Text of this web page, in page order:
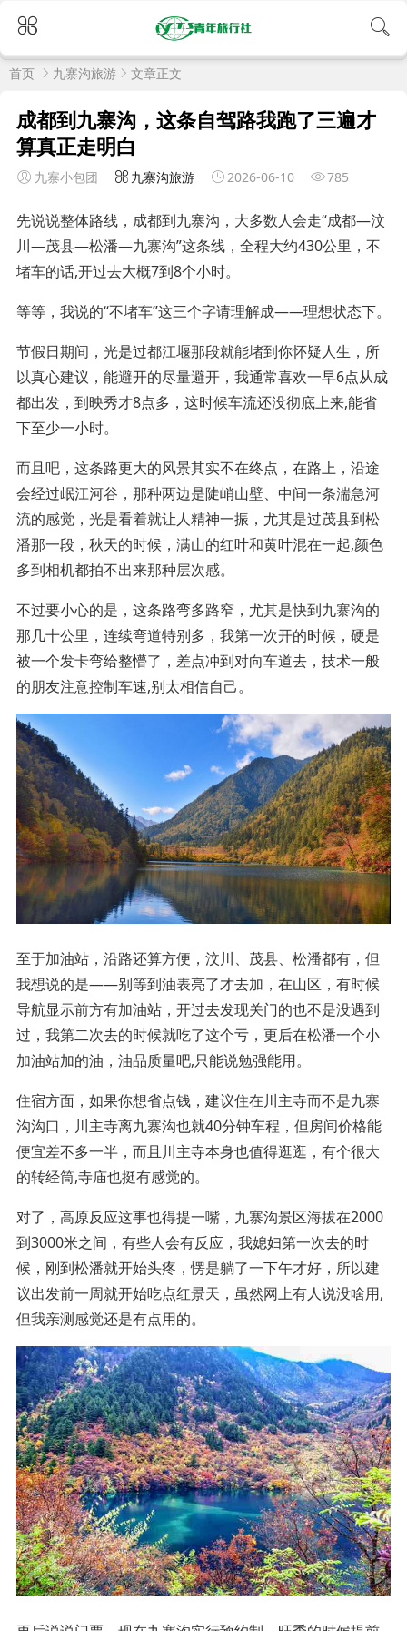
首页 九寨沟旅游 文章正文
成都到九寨沟，这条自驾路我跑了三遍才
算真正走明白
九寨小包团 九寨沟旅游 2026-06-10 785
先说说整体路线，成都到九寨沟，大多数人会走“成都—汶
川—茂县—松潘—九寨沟”这条线，全程大约430公里，不
堵车的话,开过去大概7到8个小时。
等等，我说的“不堵车”这三个字请理解成——理想状态下。
节假日期间，光是过都江堰那段就能堵到你怀疑人生，所
以真心建议，能避开的尽量避开，我通常喜欢一早6点从成
都出发，到映秀才8点多，这时候车流还没彻底上来,能省
下至少一小时。
而且吧，这条路更大的风景其实不在终点，在路上，沿途
会经过岷江河谷，那种两边是陡峭山壁、中间一条湍急河
流的感觉，光是看着就让人精神一振，尤其是过茂县到松
潘那一段，秋天的时候，满山的红叶和黄叶混在一起,颜色
多到相机都拍不出来那种层次感。
不过要小心的是，这条路弯多路窄，尤其是快到九寨沟的
那几十公里，连续弯道特别多，我第一次开的时候，硬是
被一个发卡弯给整懵了，差点冲到对向车道去，技术一般
的朋友注意控制车速,别太相信自己。
至于加油站，沿路还算方便，汶川、茂县、松潘都有，但
我想说的是——别等到油表亮了才去加，在山区，有时候
导航显示前方有加油站，开过去发现关门的也不是没遇到
过，我第二次去的时候就吃了这个亏，更后在松潘一个小
加油站加的油，油品质量吧,只能说勉强能用。
住宿方面，如果你想省点钱，建议住在川主寺而不是九寨
沟沟口，川主寺离九寨沟也就40分钟车程，但房间价格能
便宜差不多一半，而且川主寺本身也值得逛逛，有个很大
的转经筒,寺庙也挺有感觉的。
对了，高原反应这事也得提一嘴，九寨沟景区海拔在2000
到3000米之间，有些人会有反应，我媳妇第一次去的时
候，刚到松潘就开始头疼，愣是躺了一下午才好，所以建
议出发前一周就开始吃点红景天，虽然网上有人说没啥用,
但我亲测感觉还是有点用的。